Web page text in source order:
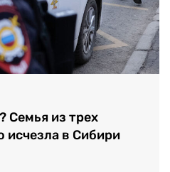
Семья из трех
исчезла в Сибири